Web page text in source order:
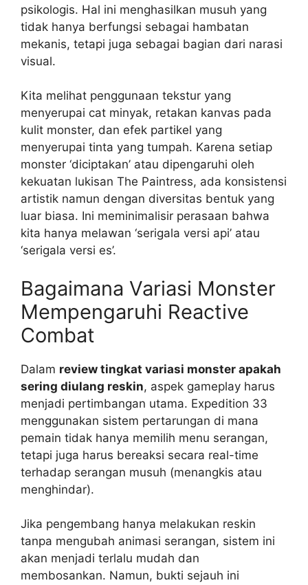
psikologis. Hal ini menghasilkan musuh yang
tidak hanya berfungsi sebagai hambatan
mekanis, tetapi juga sebagai bagian dari narasi
visual.
Kita melihat penggunaan tekstur yang
menyerupai cat minyak, retakan kanvas pada
kulit monster, dan efek partikel yang
menyerupai tinta yang tumpah. Karena setiap
monster ‘diciptakan’ atau dipengaruhi oleh
kekuatan lukisan The Paintress, ada konsistensi
artistik namun dengan diversitas bentuk yang
luar biasa. Ini meminimalisir perasaan bahwa
kita hanya melawan ‘serigala versi api’ atau
‘serigala versi es’.
Bagaimana Variasi Monster
Mempengaruhi Reactive
Combat
Dalam review tingkat variasi monster apakah
sering diulang reskin, aspek gameplay harus
menjadi pertimbangan utama. Expedition 33
menggunakan sistem pertarungan di mana
pemain tidak hanya memilih menu serangan,
tetapi juga harus bereaksi secara real-time
terhadap serangan musuh (menangkis atau
menghindar).
Jika pengembang hanya melakukan reskin
tanpa mengubah animasi serangan, sistem ini
akan menjadi terlalu mudah dan
membosankan. Namun, bukti sejauh ini